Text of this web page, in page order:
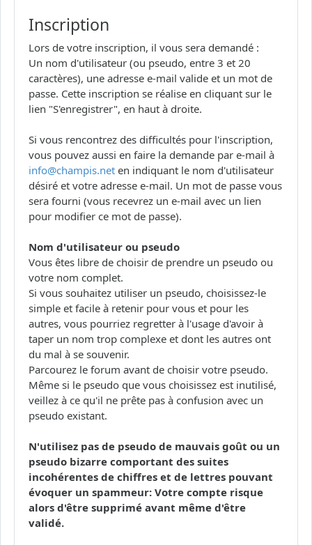
Inscription
Lors de votre inscription, il vous sera demandé :
Un nom d'utilisateur (ou pseudo, entre 3 et 20
caractères), une adresse e-mail valide et un mot de
passe. Cette inscription se réalise en cliquant sur le
lien "S'enregistrer", en haut à droite.
Si vous rencontrez des difficultés pour l'inscription,
vous pouvez aussi en faire la demande par e-mail à
info@champis.net en indiquant le nom d'utilisateur
désiré et votre adresse e-mail. Un mot de passe vous
sera fourni (vous recevrez un e-mail avec un lien
pour modifier ce mot de passe).
Nom d'utilisateur ou pseudo
Vous êtes libre de choisir de prendre un pseudo ou
votre nom complet.
Si vous souhaitez utiliser un pseudo, choisissez-le
simple et facile à retenir pour vous et pour les
autres, vous pourriez regretter à l'usage d'avoir à
taper un nom trop complexe et dont les autres ont
du mal à se souvenir.
Parcourez le forum avant de choisir votre pseudo.
Même si le pseudo que vous choisissez est inutilisé,
veillez à ce qu'il ne prête pas à confusion avec un
pseudo existant.
N'utilisez pas de pseudo de mauvais goût ou un
pseudo bizarre comportant des suites
incohérentes de chiffres et de lettres pouvant
évoquer un spammeur: Votre compte risque
alors d'être supprimé avant même d'être
validé.